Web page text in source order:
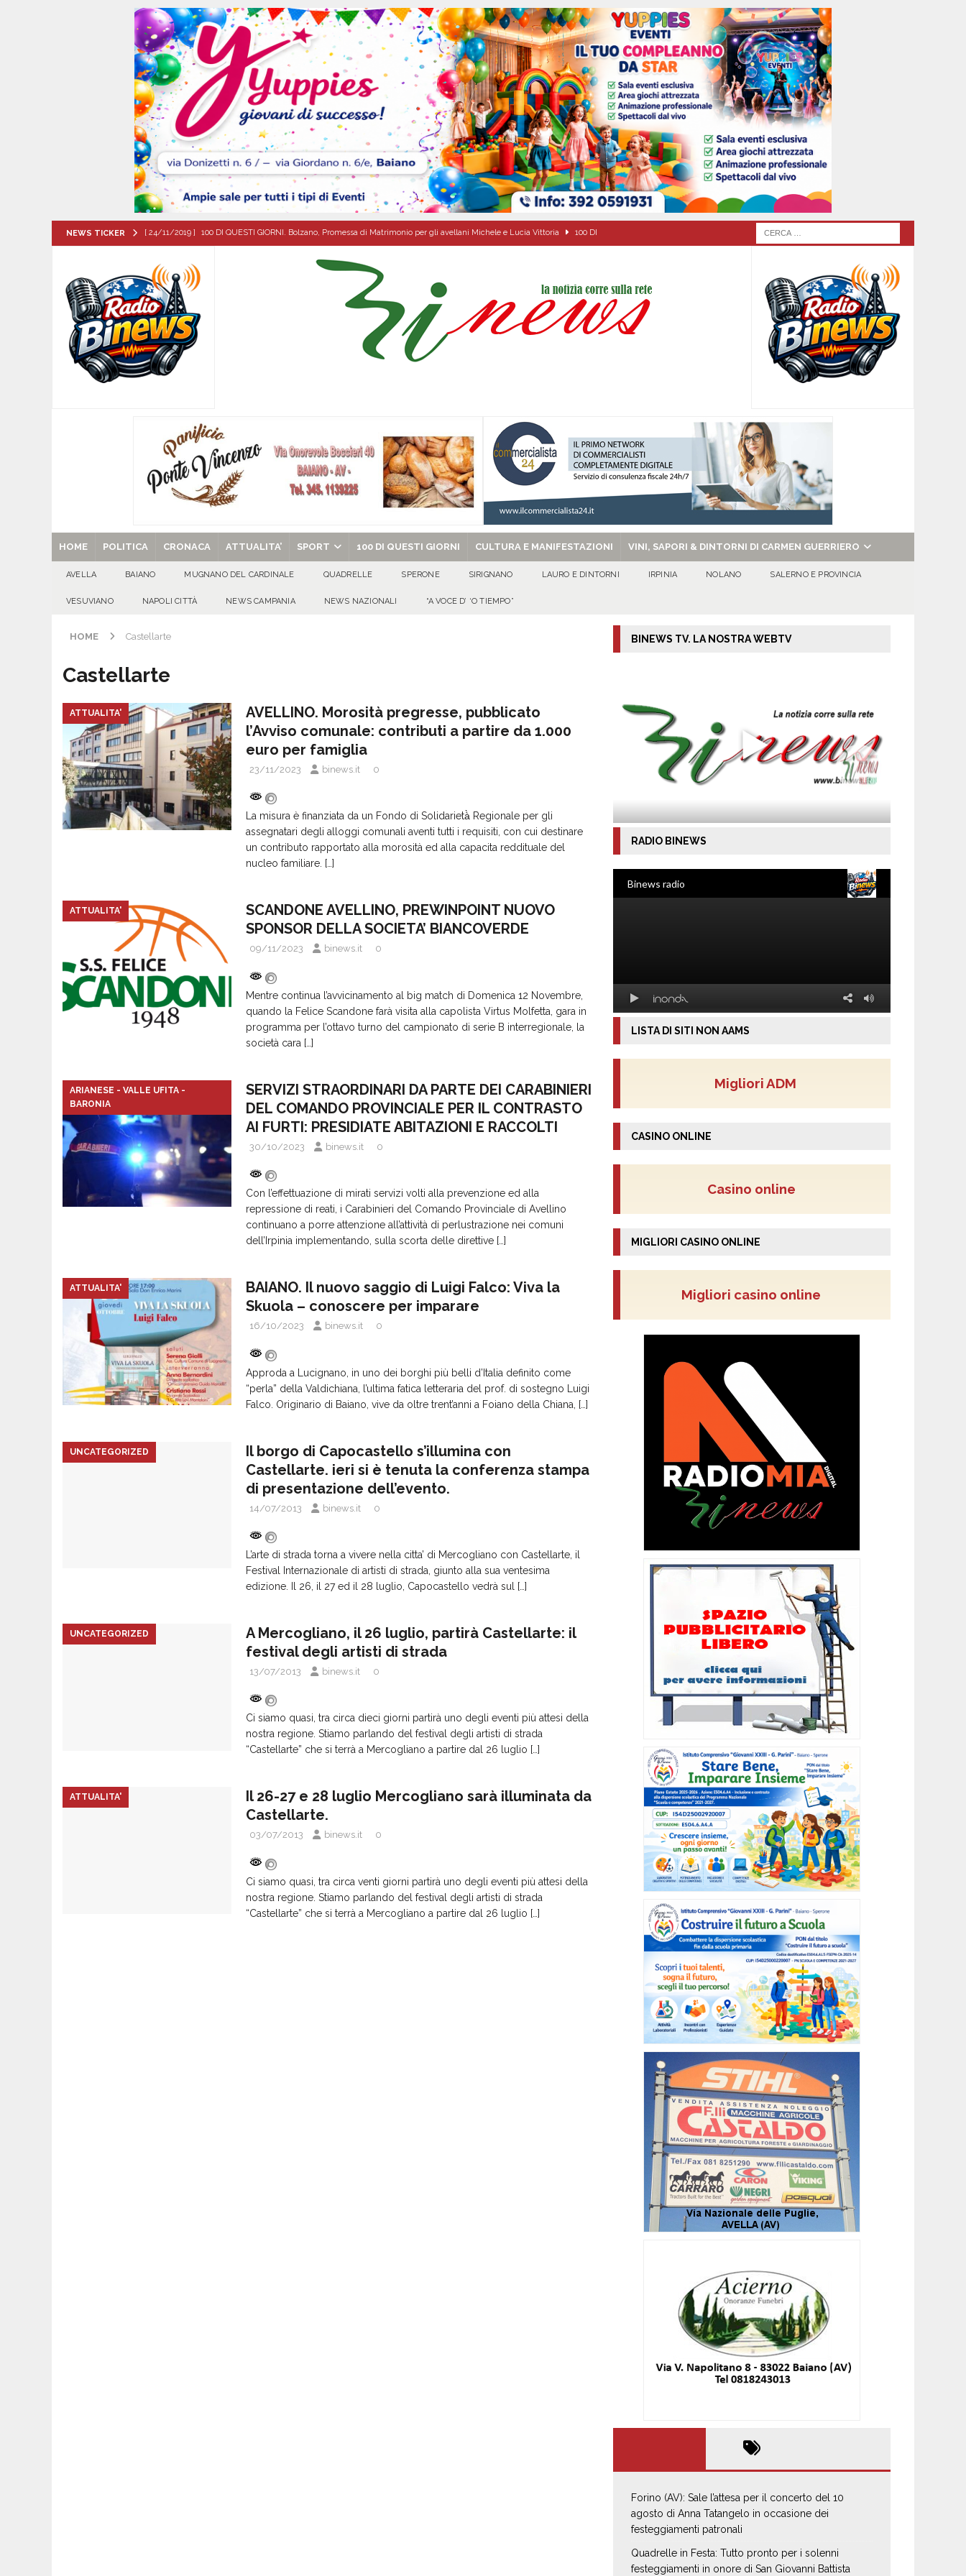
NEWS TICKER [ 24/11/2019 ] 100 DI QUESTI GIORNI. Bolzano, Promessa di Matrimonio per gli avellani Michele e Lucia Vittoria 100 DI
[ 08/08/2026 ] Forino (AV): Sale l’attesa per il concerto del 10 agosto di Anna Tatangelo in occasione dei festeggiamenti
patronali
[ 08/08/2026 ] Quadrelle in Festa: Tutto pronto per i solenni festeggiamenti in onore di San Giovanni Battista 2026!
EVIDENZA
[ 08/08/2026 ]
[ 08/08/2026 ] U.S. Avellino. Sponsor e kit gara della stagione 2026/27
[ 08/08/2026 ] Avella: lutto per la scomparsa di Antonio Napolitano AVELLA
[ 29/08/2025 ] SANT’Oggi. Venerdì 29 agosto la chiesa celebra il Martirio di san Giovanni Battista e santa Sabina EVIDENZA
HOME POLITICA CRONACA ATTUALITA’ SPORT 100 DI QUESTI GIORNI CULTURA E MANIFESTAZIONI VINI, SAPORI & DINTORNI DI CARMEN GUERRIERO
AVELLA BAIANO MUGNANO DEL CARDINALE QUADRELLE SPERONE SIRIGNANO LAURO E DINTORNI IRPINIA NOLANO SALERNO E PROVINCIA
VESUVIANO NAPOLI CITTÀ NEWS CAMPANIA NEWS NAZIONALI “A VOCE D’ ‘O TIEMPO”
HOME Castellarte
Castellarte
ATTUALITA'
AVELLINO. Morosità pregresse, pubblicato
l’Avviso comunale: contributi a partire da 1.000
euro per famiglia
23/11/2023 binews.it 0
La misura è finanziata da un Fondo di Solidarietà̀ Regionale per gli
assegnatari degli alloggi comunali aventi tutti i requisiti, con cui destinare
un contributo rapportato alla morosità ed alla capacita reddituale del
nucleo familiare. […]
ATTUALITA'
SCANDONE AVELLINO, PREWINPOINT NUOVO
SPONSOR DELLA SOCIETA’ BIANCOVERDE
09/11/2023 binews.it 0
Mentre continua l’avvicinamento al big match di Domenica 12 Novembre,
quando la Felice Scandone farà visita alla capolista Virtus Molfetta, gara in
programma per l’ottavo turno del campionato di serie B interregionale, la
società cara […]
ARIANESE - VALLE UFITA -
BARONIA
SERVIZI STRAORDINARI DA PARTE DEI CARABINIERI
DEL COMANDO PROVINCIALE PER IL CONTRASTO
AI FURTI: PRESIDIATE ABITAZIONI E RACCOLTI
30/10/2023 binews.it 0
Con l’effettuazione di mirati servizi volti alla prevenzione ed alla
repressione di reati, i Carabinieri del Comando Provinciale di Avellino
continuano a porre attenzione all’attività di perlustrazione nei comuni
dell’Irpinia implementando, sulla scorta delle direttive […]
ATTUALITA'
BAIANO. Il nuovo saggio di Luigi Falco: Viva la
Skuola – conoscere per imparare
16/10/2023 binews.it 0
Approda a Lucignano, in uno dei borghi più belli d’Italia definito come
“perla” della Valdichiana, l’ultima fatica letteraria del prof. di sostegno Luigi
Falco. Originario di Baiano, vive da oltre trent’anni a Foiano della Chiana, […]
UNCATEGORIZED
Il borgo di Capocastello s’illumina con
Castellarte. ieri si è tenuta la conferenza stampa
di presentazione dell’evento.
14/07/2013 binews.it 0
L’arte di strada torna a vivere nella citta’ di Mercogliano con Castellarte, il
Festival Internazionale di artisti di strada, giunto alla sua ventesima
edizione. Il 26, il 27 ed il 28 luglio, Capocastello vedrà sul
[…]
UNCATEGORIZED
A Mercogliano, il 26 luglio, partirà Castellarte: il
festival degli artisti di strada
13/07/2013 binews.it 0
Ci siamo quasi, tra circa dieci giorni partirà uno degli eventi più attesi della
nostra regione. Stiamo parlando del festival degli artisti di strada
“Castellarte” che si terrà a Mercogliano a partire dal 26 luglio […]
ATTUALITA'
Il 26-27 e 28 luglio Mercogliano sarà illuminata da
Castellarte.
03/07/2013 binews.it 0
Ci siamo quasi, tra circa venti giorni partirà uno degli eventi più attesi della
nostra regione. Stiamo parlando del festival degli artisti di strada
“Castellarte” che si terrà a Mercogliano a partire dal 26 luglio […]
BINEWS TV. LA NOSTRA WEBTV
RADIO BINEWS
LISTA DI SITI NON AAMS
Migliori ADM
CASINO ONLINE
Casino online
MIGLIORI CASINO ONLINE
Migliori casino online
Forino (AV): Sale l’attesa per il concerto del 10
agosto di Anna Tatangelo in occasione dei
festeggiamenti patronali
Quadrelle in Festa: Tutto pronto per i solenni
festeggiamenti in onore di San Giovanni Battista